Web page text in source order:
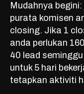
Mudahnya
purata komisen
closing. Jika 1
anda perlukan
40 lead
untuk 5 hari
tetapkan aktiviti